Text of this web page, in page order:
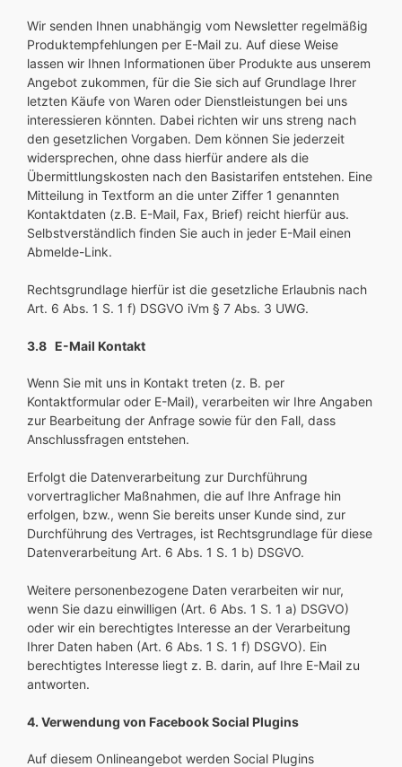
Wir senden Ihnen unabhängig vom Newsletter regelmäßig
Produktempfehlungen per E-Mail zu. Auf diese Weise
lassen wir Ihnen Informationen über Produkte aus unserem
Angebot zukommen, für die Sie sich auf Grundlage Ihrer
letzten Käufe von Waren oder Dienstleistungen bei uns
interessieren könnten. Dabei richten wir uns streng nach
den gesetzlichen Vorgaben. Dem können Sie jederzeit
widersprechen, ohne dass hierfür andere als die
Übermittlungskosten nach den Basistarifen entstehen. Eine
Mitteilung in Textform an die unter Ziffer 1 genannten
Kontaktdaten (z.B. E-Mail, Fax, Brief) reicht hierfür aus.
Selbstverständlich finden Sie auch in jeder E-Mail einen
Abmelde-Link.
Rechtsgrundlage hierfür ist die gesetzliche Erlaubnis nach
Art. 6 Abs. 1 S. 1 f) DSGVO iVm § 7 Abs. 3 UWG.
3.8 E-Mail Kontakt
Wenn Sie mit uns in Kontakt treten (z. B. per
Kontaktformular oder E-Mail), verarbeiten wir Ihre Angaben
zur Bearbeitung der Anfrage sowie für den Fall, dass
Anschlussfragen entstehen.
Erfolgt die Datenverarbeitung zur Durchführung
vorvertraglicher Maßnahmen, die auf Ihre Anfrage hin
erfolgen, bzw., wenn Sie bereits unser Kunde sind, zur
Durchführung des Vertrages, ist Rechtsgrundlage für diese
Datenverarbeitung Art. 6 Abs. 1 S. 1 b) DSGVO.
Weitere personenbezogene Daten verarbeiten wir nur,
wenn Sie dazu einwilligen (Art. 6 Abs. 1 S. 1 a) DSGVO)
oder wir ein berechtigtes Interesse an der Verarbeitung
Ihrer Daten haben (Art. 6 Abs. 1 S. 1 f) DSGVO). Ein
berechtigtes Interesse liegt z. B. darin, auf Ihre E-Mail zu
antworten.
4. Verwendung von Facebook Social Plugins
Auf diesem Onlineangebot werden Social Plugins